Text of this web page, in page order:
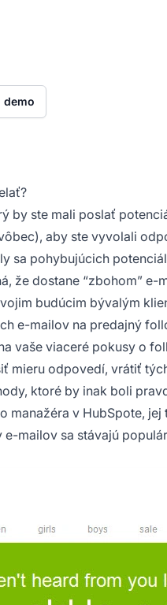
demo
by ste mali poslať
aby ste vyvolali
sa pohybujúcich
že dostane “zbohom” e-
budúcim bývalým
e-mailov na predajný
vaše viaceré pokusy o
mieru odpovedí, vrátiť
ktoré by inak boli
manažéra v HubSpote, jej
e-mailov sa stávajú